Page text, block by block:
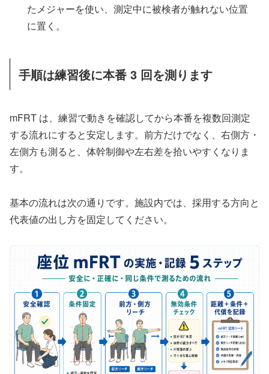
たメジャーを使い、測定中に被検者が触れない位置
に置く。
手順は練習後に本番 3 回を測ります
mFRT は、練習で動きを確認してから本番を複数回測定
する流れにすると安定します。前方だけでなく、右側方・
左側方も測ると、体幹制御や左右差を拾いやすくなりま
す。
基本の流れは次の通りです。施設内では、採用する方向と
代表値の出し方を固定してください。